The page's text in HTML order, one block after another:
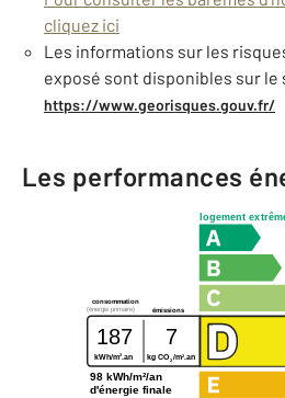
cliquez ici
Les informations sur les
exposé sont disponibles sur le
https://www.georisques.gouv.fr/
Les performances
logement
consommation
émissions
(énergie primaire)
187 7
kWh/m2.an kg CO2 /m2 .an
98 kWh/m²/an
d'énergie finale